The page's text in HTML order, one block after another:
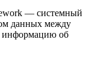
— системный
данных между
информацию об